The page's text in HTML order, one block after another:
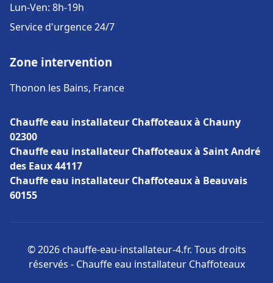
Lun-Ven: 8h-19h
Service d'urgence 24/7
Zone intervention
Thonon les Bains, France
Chauffe eau installateur Chaffoteaux à Chauny
02300
Chauffe eau installateur Chaffoteaux à Saint André
des Eaux 44117
Chauffe eau installateur Chaffoteaux à Beauvais
60155
© 2026 chauffe-eau-installateur-4.fr. Tous droits
réservés - Chauffe eau installateur Chaffoteaux